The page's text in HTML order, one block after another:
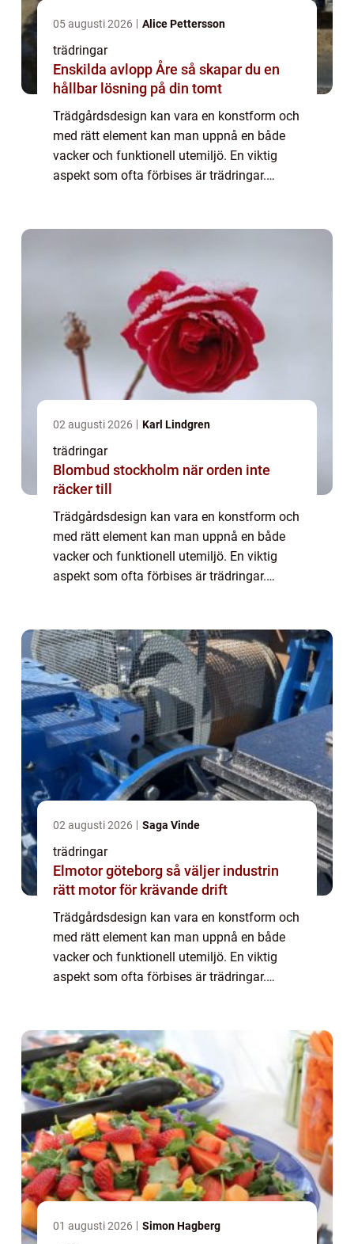
05 augusti 2026 Alice Pettersson
trädringar
Enskilda avlopp Åre så skapar du en
hållbar lösning på din tomt
Trädgårdsdesign kan vara en konstform och
med rätt element kan man uppnå en både
vacker och funktionell utemiljö. En viktig
aspekt som ofta förbises är trädringar.
02 augusti 2026 Karl Lindgren
trädringar
Blombud stockholm när orden inte
räcker till
Trädgårdsdesign kan vara en konstform och
med rätt element kan man uppnå en både
vacker och funktionell utemiljö. En viktig
aspekt som ofta förbises är trädringar.
02 augusti 2026 Saga Vinde
trädringar
Elmotor göteborg så väljer industrin
rätt motor för krävande drift
Trädgårdsdesign kan vara en konstform och
med rätt element kan man uppnå en både
vacker och funktionell utemiljö. En viktig
aspekt som ofta förbises är trädringar.
01 augusti 2026 Simon Hagberg